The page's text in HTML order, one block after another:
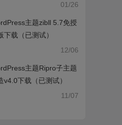
01/26
主题zibll 5.7免授
下载（已测试）
12/06
主题Ripro子主题
v4.0下载（已测试）
11/07